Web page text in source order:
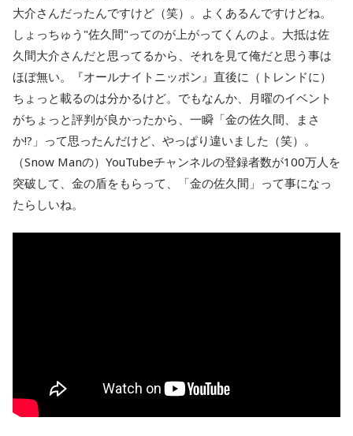
大介さんだったんですけど（笑）。よくあるんですけどね。
しょっちゅう"佐久間"ってのが上がってくんのよ。大抵は佐
久間大介さんだと思ってるから、それを見て俺だと思う事は
ほぼ無い。『オールナイトニッポン』直後に（トレンドに）
ちょっと載るのは分かるけど。でもなんか、月曜のイベント
がちょっと評判が良かったから、一瞬「金の佐久間、まさ
か!?」って思ったんだけど、やっぱり違いました（笑）。
（Snow Manの）YouTubeチャンネルの登録者数が100万人を
突破して、金の盾をもらって、「金の佐久間」って事になっ
たらしいね。